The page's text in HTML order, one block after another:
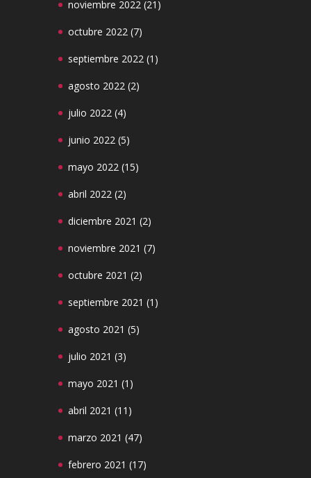
noviembre 2022 (21)
octubre 2022 (7)
septiembre 2022 (1)
agosto 2022 (2)
julio 2022 (4)
junio 2022 (5)
mayo 2022 (15)
abril 2022 (2)
diciembre 2021 (2)
noviembre 2021 (7)
octubre 2021 (2)
septiembre 2021 (1)
agosto 2021 (5)
julio 2021 (3)
mayo 2021 (1)
abril 2021 (11)
marzo 2021 (47)
febrero 2021 (17)